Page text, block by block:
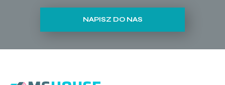
NAPISZ DO NAS